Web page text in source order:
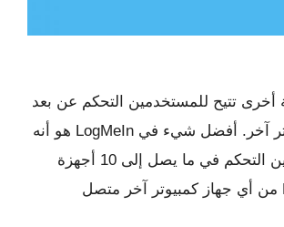
أخرى تتيح للمستخدمين التحكم عن بعد
في جهاز كمبيوتر آخر. أفضل شيء في LogMeIn هو أنه
يتيح للمستخدمين التحكم في ما يصل إلى 10 أجهزة
كمبيوتر أو Mac من أي جهاز كمبيوتر آخر متصل